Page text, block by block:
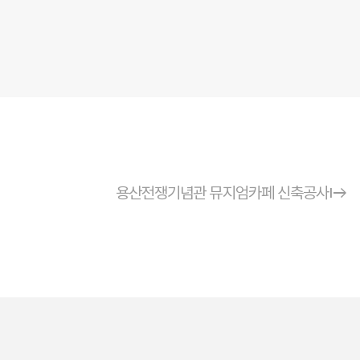
용산전쟁기념관 뮤지엄카페 신축공사start